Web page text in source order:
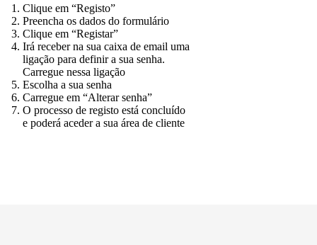
Clique em “Registo”
Preencha os dados do formulário
Clique em “Registar”
Irá receber na sua caixa de email uma
ligação para definir a sua senha.
Carregue nessa ligação
Escolha a sua senha
Carregue em “Alterar senha”
O processo de registo está concluído
e poderá aceder a sua área de cliente